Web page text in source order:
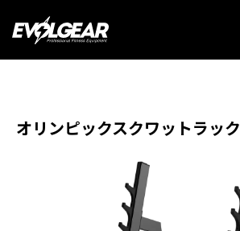
オリンピックスクワットラック